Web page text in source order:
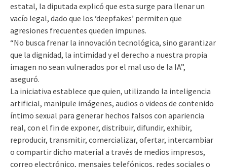
estatal, la diputada explicó que esta surge para llenar un
vacío legal, dado que los ‘deepfakes’ permiten que
agresiones frecuentes queden impunes.
“No busca frenar la innovación tecnológica, sino garantizar
que la dignidad, la intimidad y el derecho a nuestra propia
imagen no sean vulnerados por el mal uso de la IA”,
aseguró.
La iniciativa establece que quien, utilizando la inteligencia
artificial, manipule imágenes, audios o videos de contenido
íntimo sexual para generar hechos falsos con apariencia
real, con el fin de exponer, distribuir, difundir, exhibir,
reproducir, transmitir, comercializar, ofertar, intercambiar
o compartir dicho material a través de medios impresos,
correo electrónico, mensajes telefónicos, redes sociales o